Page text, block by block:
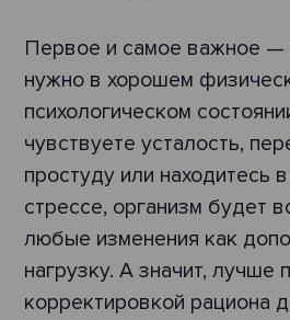
Первое и самое важное —
нужно в хорошем
психологическом
чувствуете усталость,
простуду или находитесь
стрессе, организм будет
любые изменения как
нагрузку. А значит, лучше
корректировкой рациона